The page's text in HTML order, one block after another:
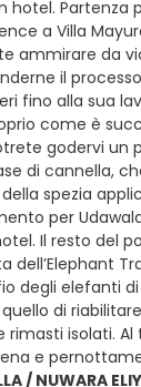
hotel. Partenza
a Villa
ammirare da
il
fino alla sua
come è
godervi un
di cannella,
spezia
per
Il resto del
dell’Elephant
degli elefanti di
di
isolati. Al
e
/ NUWARA